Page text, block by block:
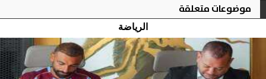
موضوعات متعلقة
الرياضة